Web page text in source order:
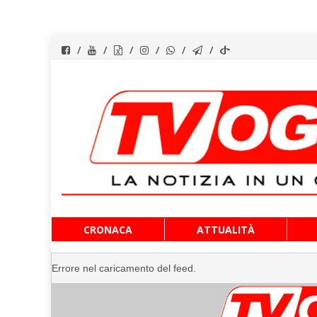
al
contenuto
CRONACA ATTUALITÀ
Errore nel caricamento del feed.